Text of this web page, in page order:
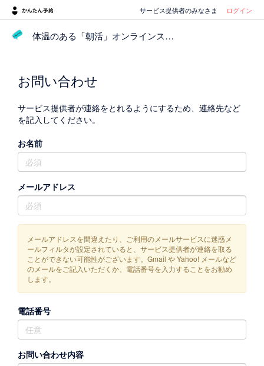
サービス提供者のみなさま ログイン
体温のある「朝活」オンラインスタジオ｜Color’’’ire（クルリール）
お問い合わせ
サービス提供者が連絡をとれるようにするため、連絡先など
を記入してください。
お名前
メールアドレス
メールアドレスを間違えたり、ご利用のメールサービスに迷惑メ
ールフィルタが設定されていると、サービス提供者が連絡を取る
ことができない可能性がございます。Gmail や Yahoo! メールなど
のメールをご記入いただくか、電話番号を入力することをお勧め
します。
電話番号
お問い合わせ内容